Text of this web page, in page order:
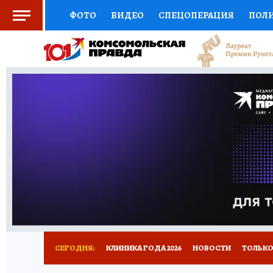
ФОТО ВИДЕО СПЕЦОПЕРАЦИЯ
СОЦПОДДЕРЖКА НАУКА СПОРТ
ВЫБОР ЭКСПЕРТОВ ДОКТОР
ПРОГНОЗЫ НА СПОРТ
НОВОЕ
СЕГОДНЯ: КЛИНИКА ГОДА 2026 НОВОСТИ